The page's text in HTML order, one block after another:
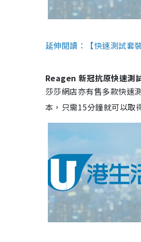
延伸閱讀：【快速測試套
Reagen 新冠抗原快速測
莎莎網店亦有售多款快速
本，只需15分鐘就可以取